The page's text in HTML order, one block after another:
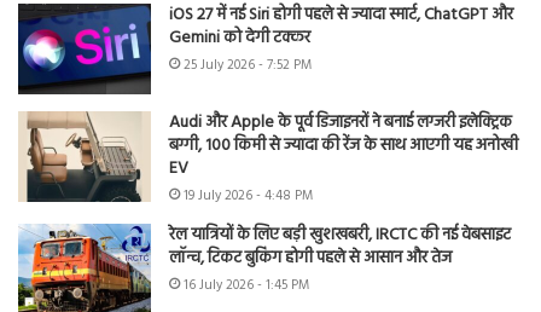
iOS 27 में नई Siri होगी पहले से ज्यादा स्मार्ट, ChatGPT और
Gemini को देगी टक्कर
25 July 2026 - 7:52 PM
Audi और Apple के पूर्व डिजाइनरों ने बनाई लग्जरी इलेक्ट्रिक
बग्गी, 100 किमी से ज्यादा की रेंज के साथ आएगी यह अनोखी
EV
19 July 2026 - 4:48 PM
रेल यात्रियों के लिए बड़ी खुशखबरी, IRCTC की नई वेबसाइट
लॉन्च, टिकट बुकिंग होगी पहले से आसान और तेज
16 July 2026 - 1:45 PM